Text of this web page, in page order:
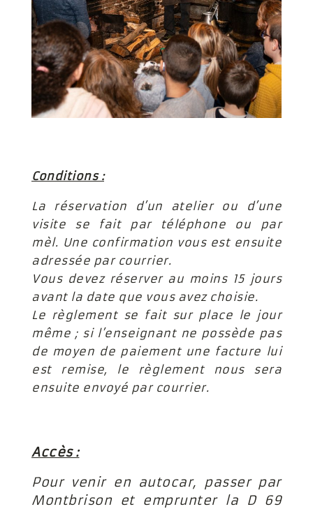
Conditions :
La réservation d’un atelier ou d’une
visite se fait par téléphone ou par
mèl. Une confirmation vous est ensuite
adressée par courrier.
Vous devez réserver au moins 15 jours
avant la date que vous avez choisie.
Le règlement se fait sur place le jour
même ; si l’enseignant ne possède pas
de moyen de paiement une facture lui
est remise, le règlement nous sera
ensuite envoyé par courrier.
Accès :
Pour venir en autocar, passer par
Montbrison et emprunter la D 69